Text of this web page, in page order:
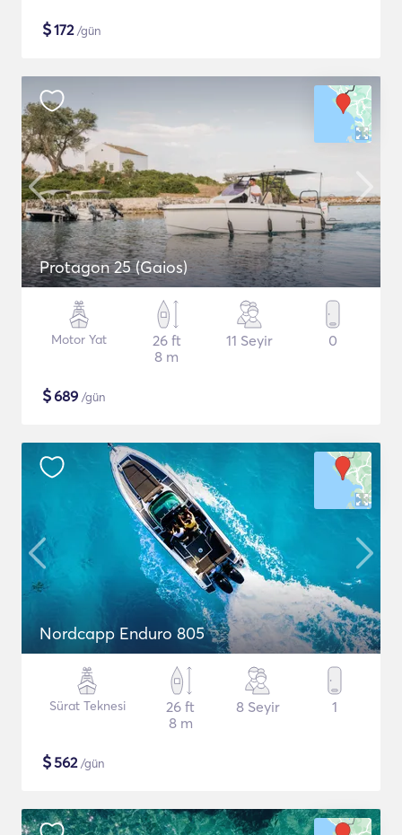
$172/gün
Protagon 25 (Gaios)
Motor Yat
26 ft
8 m
11 Seyir 0
$689 /gün
Nordcapp Enduro 805
Sürat Teknesi
26 ft
8 m
8 Seyir 1
$562/gün